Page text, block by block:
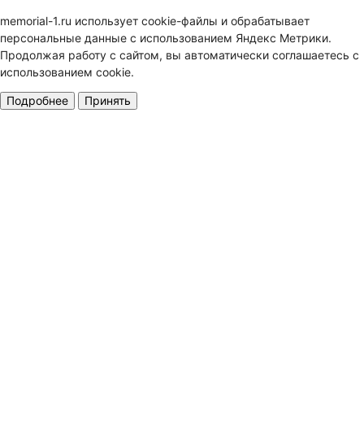
memorial-1.ru использует cookie-файлы и обрабатывает
персональные данные с использованием Яндекс Метрики.
Продолжая работу с сайтом, вы автоматически соглашаетесь с
использованием cookie.
Подробнее Принять